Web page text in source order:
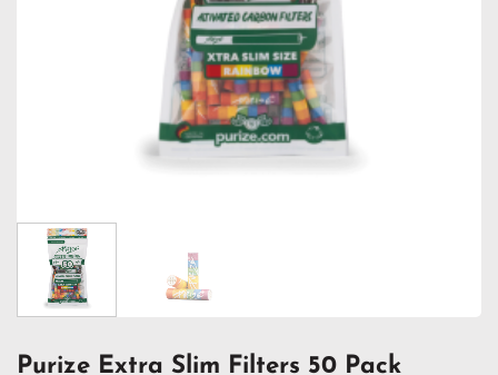
Purize Extra Slim Filters 50 Pack